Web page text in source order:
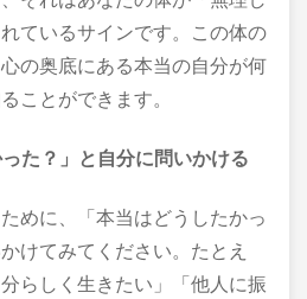
ているサインです。この体の
の奥底にある本当の自分が何
ことができます。
った？」と自分に問いかける
めに、「本当はどうしたかっ
けてみてください。たとえ
らしく生きたい」「他人に振